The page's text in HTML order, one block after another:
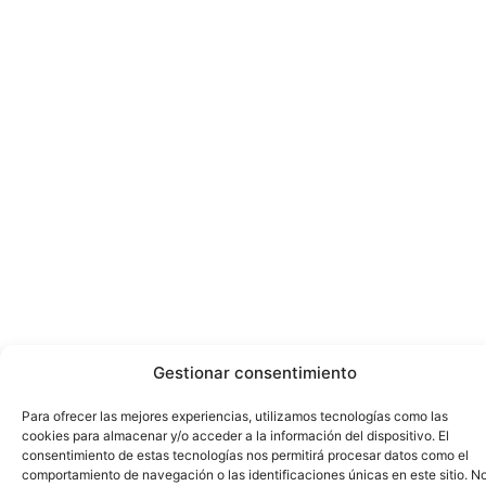
Gestionar consentimiento
Para ofrecer las mejores experiencias, utilizamos tecnologías como las
cookies para almacenar y/o acceder a la información del dispositivo. El
consentimiento de estas tecnologías nos permitirá procesar datos como el
comportamiento de navegación o las identificaciones únicas en este sitio.